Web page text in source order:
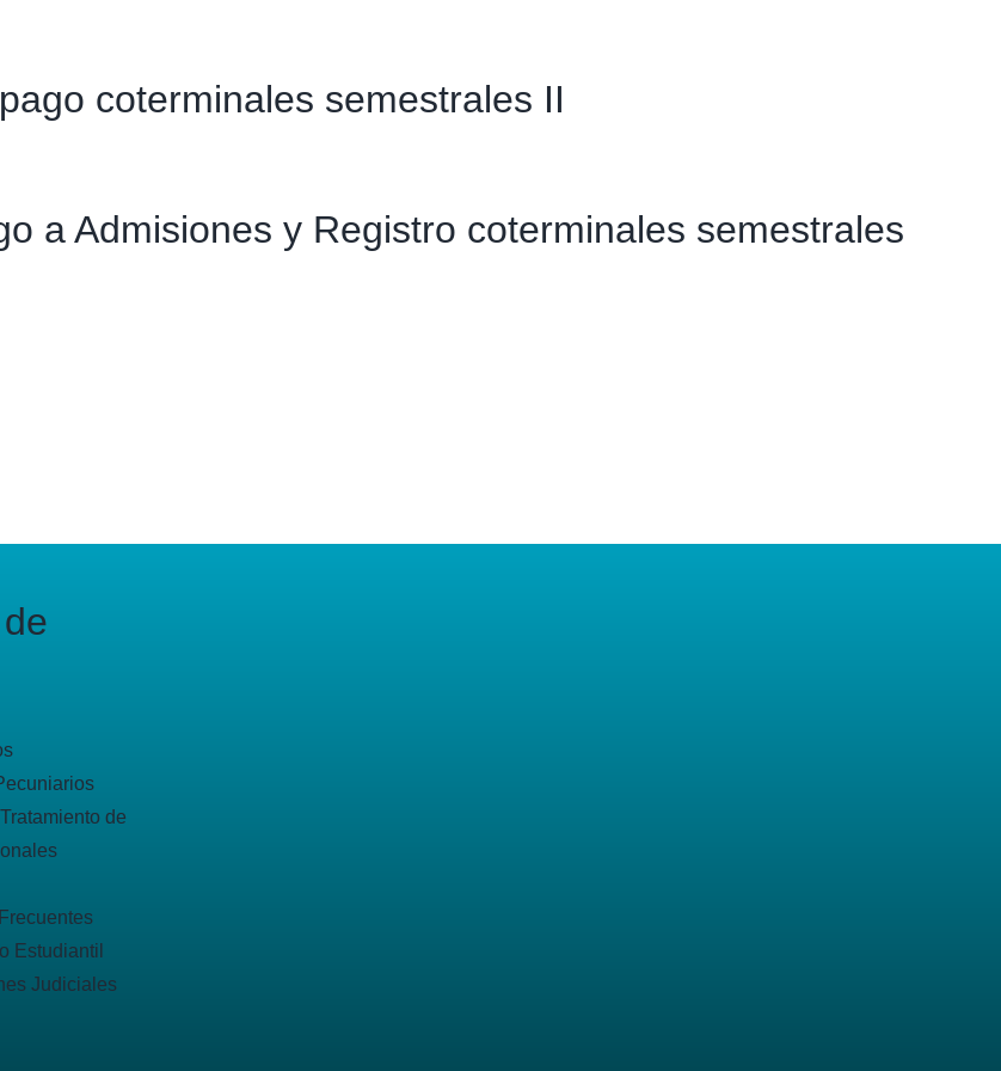
coterminales semestrales II
a Admisiones y Registro coterminales semestrales
de
Estudiantil
Judiciales